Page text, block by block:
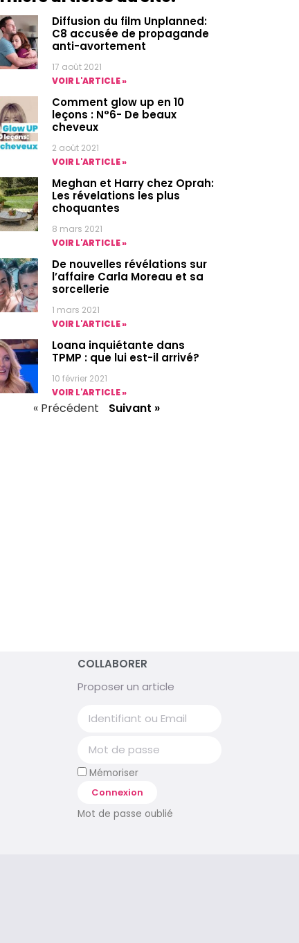
Diffusion du film Unplanned:
C8 accusée de propagande
anti-avortement
17 août 2021
VOIR L'ARTICLE »
Comment glow up en 10
leçons : N°6- De beaux
cheveux
2 août 2021
VOIR L'ARTICLE »
Meghan et Harry chez Oprah:
Les révelations les plus
choquantes
8 mars 2021
VOIR L'ARTICLE »
De nouvelles révélations sur
l’affaire Carla Moreau et sa
sorcellerie
1 mars 2021
VOIR L'ARTICLE »
Loana inquiétante dans
TPMP : que lui est-il arrivé?
10 février 2021
VOIR L'ARTICLE »
« Précédent Suivant »
COLLABORER
Proposer un article
Mémoriser
Connexion
Mot de passe oublié